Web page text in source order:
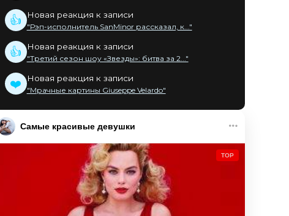
👍 Новая реакция к записи
"Рэп-исполнитель SanMinor рассказал, к..."
👍 Новая реакция к записи
"Третий сезон шоу «Звезды»: битва за 2..."
❤️ Новая реакция к записи
"Мрачные картины Giuseppe Velardo"
Самые красивые девушки
TOP